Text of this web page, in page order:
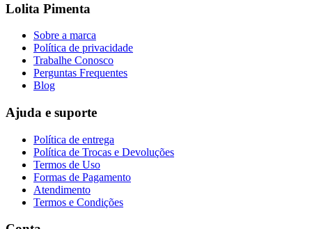
Lolita Pimenta
Sobre a marca
Política de privacidade
Trabalhe Conosco
Perguntas Frequentes
Blog
Ajuda e suporte
Política de entrega
Política de Trocas e Devoluções
Termos de Uso
Formas de Pagamento
Atendimento
Termos e Condições